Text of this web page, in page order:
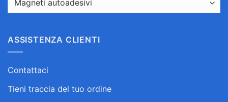
ASSISTENZA CLIENTI
Contattaci
Tieni traccia del tuo ordine